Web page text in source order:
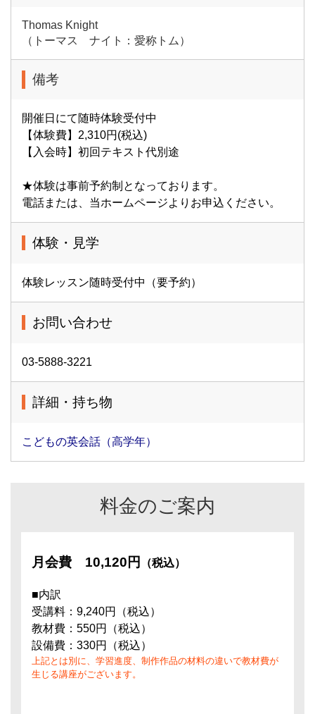
Thomas Knight
（トーマス ナイト：愛称トム）
備考
開催日にて随時体験受付中
【体験費】2,310円(税込)
【入会時】初回テキスト代別途
★体験は事前予約制となっております。
電話または、当ホームページよりお申込ください。
体験・見学
体験レッスン随時受付中（要予約）
お問い合わせ
03-5888-3221
詳細・持ち物
こどもの英会話（高学年）
料金のご案内
月会費 10,120円 （税込）
■内訳
受講料：9,240円（税込）
教材費：550円（税込）
設備費：330円（税込）
上記とは別に、学習進度、制作作品の材料の違いで教材費が
生じる講座がございます。